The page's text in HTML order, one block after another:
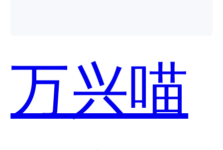
能-盘古
万兴喵